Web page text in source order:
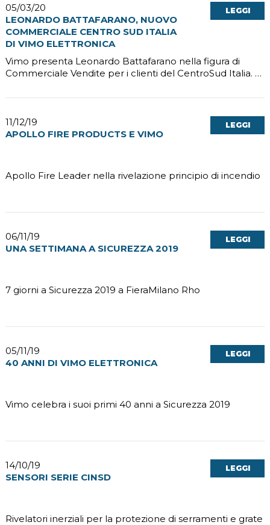
05/03/20
LEONARDO BATTAFARANO, NUOVO
COMMERCIALE CENTRO SUD ITALIA
DI VIMO ELETTRONICA
Vimo presenta Leonardo Battafarano nella figura di
Commerciale Vendite per i clienti del CentroSud Italia. …
LEGGI
11/12/19
APOLLO FIRE PRODUCTS E VIMO
Apollo Fire Leader nella rivelazione principio di incendio
LEGGI
06/11/19
UNA SETTIMANA A SICUREZZA 2019
7 giorni a Sicurezza 2019 a FieraMilano Rho
LEGGI
05/11/19
40 ANNI DI VIMO ELETTRONICA
Vimo celebra i suoi primi 40 anni a Sicurezza 2019
LEGGI
14/10/19
SENSORI SERIE CINSD
Rivelatori inerziali per la protezione di serramenti e grate
LEGGI